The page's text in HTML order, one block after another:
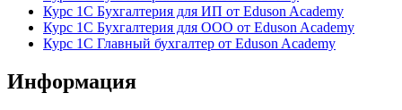
Курс 1С Бухгалтерия для ИП от Eduson Academy
Курс 1С Бухгалтерия для ООО от Eduson Academy
Курс 1С Главный бухгалтер от Eduson Academy
Информация